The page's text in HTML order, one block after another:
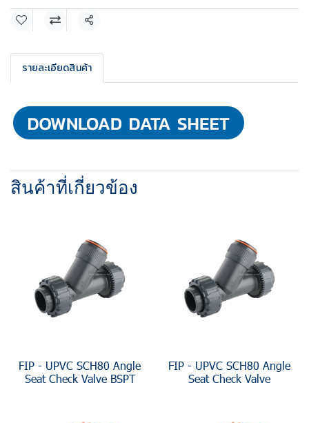
แชร์
รายละเอียดสินค้า
สินค้าที่เกี่ยวข้อง
FIP - UPVC SCH80 Angle
Seat Check Valve BSPT
FIP - UPVC SCH80 Angle
Seat Check Valve